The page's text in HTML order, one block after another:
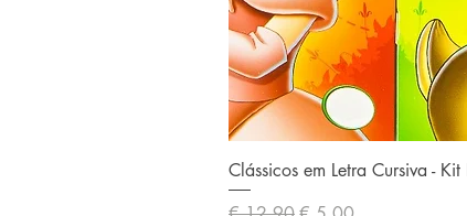
Clássicos em Letra Cursiva -